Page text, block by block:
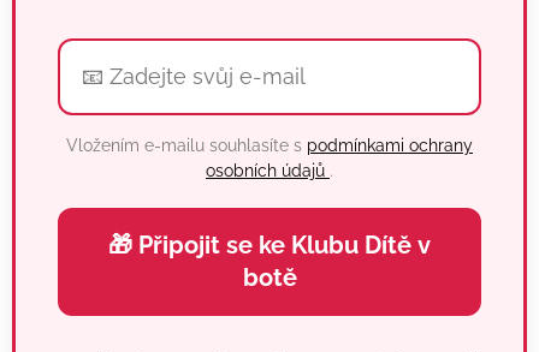
Vložením e-mailu souhlasíte s podmínkami ochrany
osobních údajů .
🎁 Připojit se ke Klubu Dítě v
botě